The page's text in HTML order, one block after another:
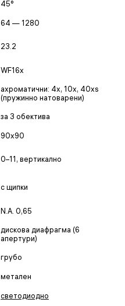
45°
64 — 1280
23.2
WF16x
ахроматични: 4x, 10x, 40xs
(пружинно натоварени)
за 3 обектива
90x90
0–11, вертикално
с щипки
N.A. 0,65
дискова диафрагма (6
апертури)
грубо
метален
светодиодно